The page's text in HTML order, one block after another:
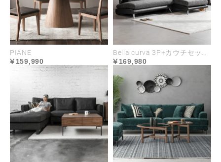
PIANE
159,990
Bella curva 3P+カウチセット コンパクト／レギュラー／ラージ
169,980